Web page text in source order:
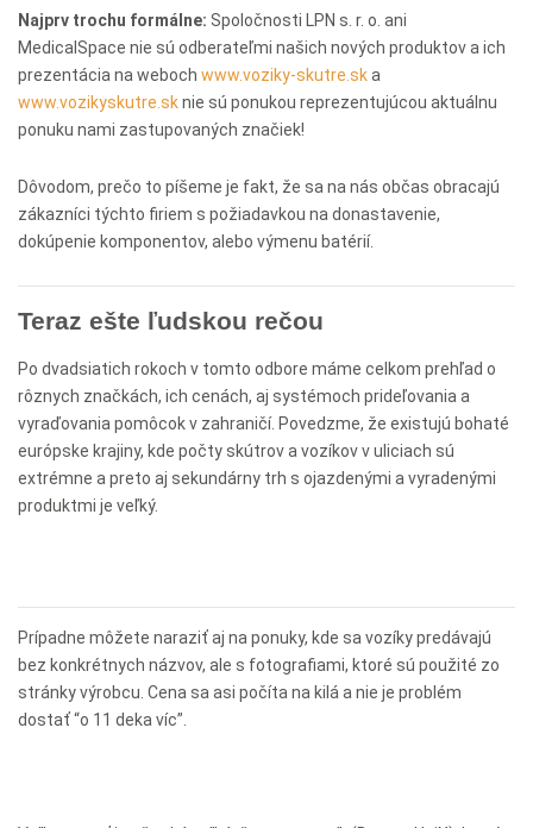
Najprv trochu formálne: Spoločnosti LPN s. r. o. ani
MedicalSpace nie sú odberateľmi našich nových produktov a ich
prezentácia na weboch www.voziky-skutre.ska
www.vozikyskutre.sknie sú ponukou reprezentujúcou aktuálnu
ponuku nami zastupovaných značiek!
Dôvodom, prečo to píšeme je fakt, že sa na nás občas obracajú
zákazníci týchto firiem s požiadavkou na donastavenie,
dokúpenie komponentov, alebo výmenu batérií.
Teraz ešte ľudskou rečou
Po dvadsiatich rokoch v tomto odbore máme celkom prehľad o
rôznych značkách, ich cenách, aj systémoch prideľovania a
vyraďovania pomôcok v zahraničí. Povedzme, že existujú bohaté
európske krajiny, kde počty skútrov a vozíkov v uliciach sú
extrémne a preto aj sekundárny trh s ojazdenými a vyradenými
produktmi je veľký.
Prípadne môžete naraziť aj na ponuky, kde sa vozíky predávajú
bez konkrétnych názvov, ale s fotografiami, ktoré sú použité zo
stránky výrobcu. Cena sa asi počíta na kilá a nie je problém
dostať “o 11 deka víc”.